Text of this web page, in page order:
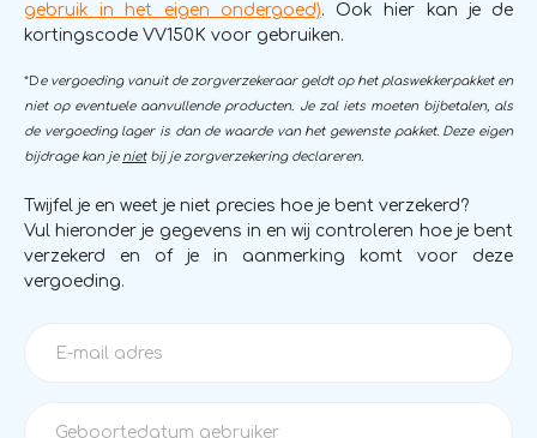
gebruik in het eigen ondergoed). Ook hier kan je de
kortingscode VV150K voor gebruiken.
*De vergoeding vanuit de zorgverzekeraar geldt op het plaswekkerpakket en
niet op eventuele aanvullende producten. Je zal iets moeten bijbetalen, als
de vergoeding lager is dan de waarde van het gewenste pakket. Deze eigen
bijdrage kan je nietbij je zorgverzekering declareren.
Twijfel je en weet je niet precies hoe je bent verzekerd?
Vul hieronder je gegevens in en wij controleren hoe je bent
verzekerd en of je in aanmerking komt voor deze
vergoeding.